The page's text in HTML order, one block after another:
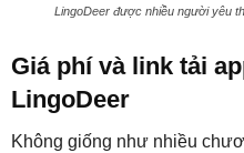
LingoDeer được nhiều người yêu
Giá phí và link tải
LingoDeer
Không giống như nhiều